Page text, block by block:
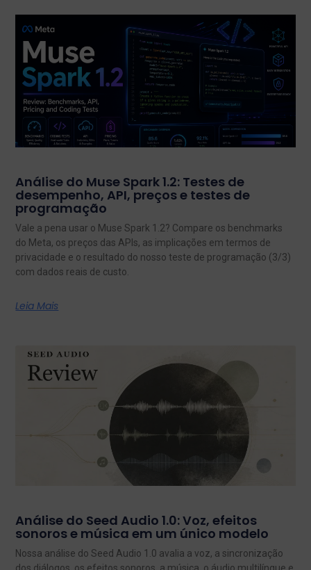
Análise do Muse Spark 1.2: Testes de
desempenho, API, preços e testes de
programação
Vale a pena usar o Muse Spark 1.2? Compare os benchmarks
do Meta, os preços das APIs, as implicações em termos de
privacidade e o resultado do nosso teste de programação (3/3)
com dados reais de custo.
Leia Mais
Análise do Seed Audio 1.0: Voz, efeitos
sonoros e música em um único modelo
Nossa análise do Seed Audio 1.0 avalia a voz, a sincronização
dos diálogos, os efeitos sonoros, a música, o áudio multilíngue e